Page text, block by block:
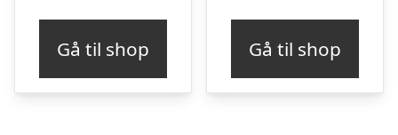
Gå til shop Gå til shop